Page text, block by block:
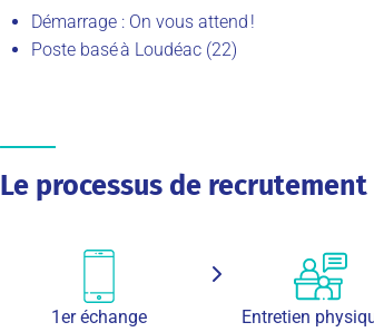
Démarrage : On vous attend !
Poste basé à Loudéac (22)
Le processus de recrutement
1er échange
Entretien